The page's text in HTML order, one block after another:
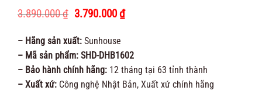
3.890.000₫ Giá
là:
3.890.000 ₫.
3.790.000₫Giá
3.790.000 ₫.
– Hãng sản xuất: Sunhouse
– Mã sản phẩm: SHD-DHB1602
– Bảo hành chính hãng: 12 tháng tại 63 tỉnh thành
– Xuất xứ: Công nghệ Nhật Bản, Xuất xứ chính hãng